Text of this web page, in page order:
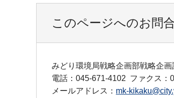
このページへのお問
みどり環境局戦略企画部戦略企画
電話：045-671-4102 ファクス：
メールアドレス： mk-